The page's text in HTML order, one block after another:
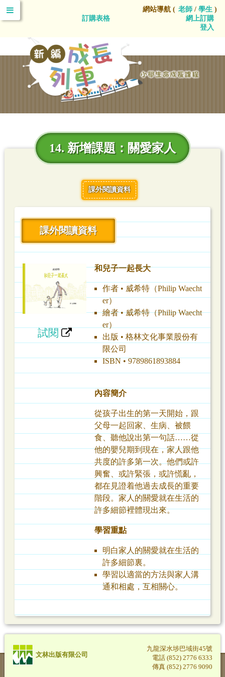
網站導航 ( 老師 / 學生 )
訂購表格
網上訂購
登入
14. 新增課題：關愛家人
課外閱讀資料
課外閱讀資料
試閱
和兒子一起長大
作者 • 威希特（Philip Waecht
er）
繪者 • 威希特（Philip Waecht
er）
出版 • 格林文化事業股份有
限公司
ISBN • 9789861893884
內容簡介
從孩子出生的第一天開始，跟
父母一起回家、生病、被餵
食、聽他說出第一句話……從
他的嬰兒期到現在，家人跟他
共度的許多第一次。他們或許
興奮、或許緊張，或許慌亂，
都在見證着他過去成長的重要
階段。家人的關愛就在生活的
許多細節裡體現出來。
學習重點
明白家人的關愛就在生活的
許多細節裏。
學習以適當的方法與家人溝
通和相處，互相關心。
文林出版有限公司
九龍深水埗巴域街45號
電話 (852) 2776 6333
傳真 (852) 2776 9090